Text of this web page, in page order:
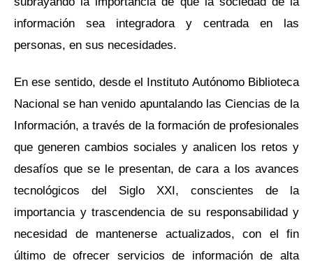
información sea integradora y centrada en las
personas, en sus necesidades.
En ese sentido, desde el Instituto Autónomo Biblioteca
Nacional se han venido apuntalando las Ciencias de la
Información, a través de la formación de profesionales
que generen cambios sociales y analicen los retos y
desafíos que se le presentan, de cara a los avances
tecnológicos del Siglo XXI, conscientes de la
importancia y trascendencia de su responsabilidad y
necesidad de mantenerse actualizados, con el fin
último de ofrecer servicios de información de alta